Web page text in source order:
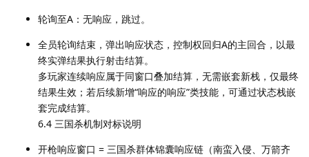
轮询至A：无响应，跳过。
全员轮询结束，弹出响应状态，控制权回归A的主回合，以最
终实弹结果执行射击结算。
多玩家连续响应属于同窗口叠加结算，无需嵌套新栈，仅最终
结果生效；若后续新增“响应的响应”类技能，可通过状态栈嵌
套完成结算。
6.4 三国杀机制对标说明
开枪响应窗口 = 三国杀群体锦囊响应链（南蛮入侵、万箭齐